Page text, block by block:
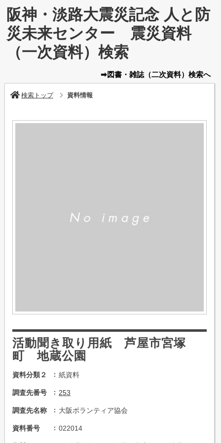
阪神・淡路大震災記念 人と防
災未来センター 震災資料
（一次資料）検索
➡図書・雑誌（二次資料） 検索へ
検索トップ 資料情報
活動聞き取り用紙 芦屋市宮塚
町 地蔵公園
資料分類２ 紙資料
調査先番号 253
調査先名称 大阪ボランティア協会
資料番号 022014